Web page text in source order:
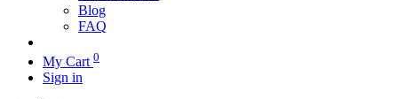
Blog
FAQ
My Cart 0
Sign in